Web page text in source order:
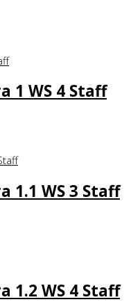
1 WS 4 Staff
1.1 WS 3 Staff
1.2 WS 4 Staff